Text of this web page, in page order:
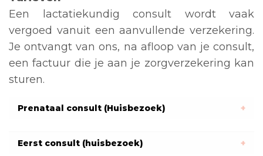
Een lactatiekundig consult wordt vaak
vergoed vanuit een aanvullende verzekering.
Je ontvangt van ons, na afloop van je consult,
een factuur die je aan je zorgverzekering kan
sturen.
Prenataal consult (Huisbezoek)
Eerst consult (huisbezoek)